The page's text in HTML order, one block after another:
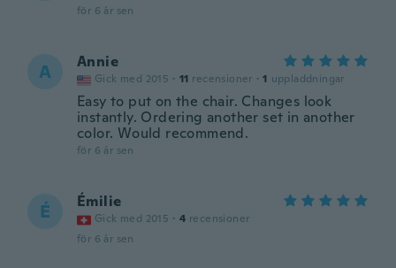
för 6 år sen
A Annie
Gick med 2015 · 11 recensioner · 1 uppladdningar
Easy to put on the chair. Changes look
instantly. Ordering another set in another
color. Would recommend.
för 6 år sen
É Émilie
Gick med 2015 · 4 recensioner
för 6 år sen